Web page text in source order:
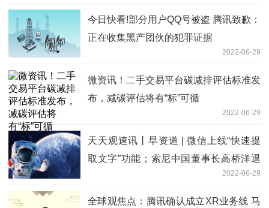
今日快看!部分用户QQ号被盗 腾讯致歉：
正在收集黑产团伙的犯罪证据
2022-06-29
微资讯！二手交易平台碳减排评估标准发
布，减碳评估将有“标”可循
2022-06-29
天天观速讯丨早资道 | 微信上线“快速提
取文字”功能；索尼中国董事长高桥洋退
2022-06-29
全球观焦点：腾讯确认成立XR业务线 马